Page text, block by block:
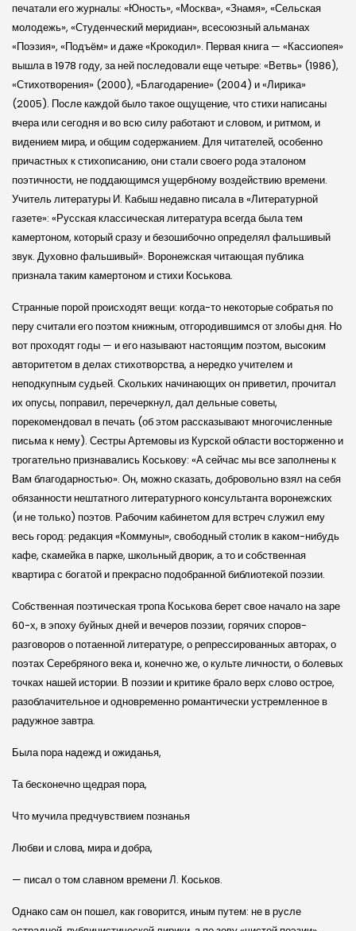
печатали его журналы: «Юность», «Москва», «Знамя», «Сельская
молодежь», «Студенческий меридиан», всесоюзный альманах
«Поэзия», «Подъём» и даже «Крокодил». Первая книга — «Кассиопея»
вышла в 1978 году, за ней последовали еще четыре: «Ветвь» (1986),
«Стихотворения» (2000), «Благодарение» (2004) и «Лирика»
(2005). После каждой было такое ощущение, что стихи написаны
вчера или сегодня и во всю силу работают и словом, и ритмом, и
видением мира, и общим содержанием. Для читателей, особенно
причастных к стихописанию, они стали своего рода эталоном
поэтичности, не поддающимся ущербному воздействию времени.
Учитель литературы И. Кабыш недавно писала в «Литературной
газете»: «Русская классическая литература всегда была тем
камертоном, который сразу и безошибочно определял фальшивый
звук. Духовно фальшивый». Воронежская читающая публика
признала таким камертоном и стихи Коськова.
Странные порой происходят вещи: когда-то некоторые собратья по
перу считали его поэтом книжным, отгородившимся от злобы дня. Но
вот проходят годы — и его называют настоящим поэтом, высоким
авторитетом в делах стихотворства, а нередко учителем и
неподкупным судьей. Скольких начинающих он приветил, прочитал
их опусы, поправил, перечеркнул, дал дельные советы,
порекомендовал в печать (об этом рассказывают многочисленные
письма к нему). Сестры Артемовы из Курской области восторженно и
трогательно признавались Коськову: «А сейчас мы все заполнены к
Вам благодарностью». Он, можно сказать, добровольно взял на себя
обязанности нештатного литературного консультанта воронежских
(и не только) поэтов. Рабочим кабинетом для встреч служил ему
весь город: редакция «Коммуны», свободный столик в каком-нибудь
кафе, скамейка в парке, школьный дворик, а то и собственная
квартира с богатой и прекрасно подобранной библиотекой поэзии.
Собственная поэтическая тропа Коськова берет свое начало на заре
60-х, в эпоху буйных дней и вечеров поэзии, горячих споров-
разговоров о потаенной литературе, о репрессированных авторах, о
поэтах Серебряного века и, конечно же, о культе личности, о болевых
точках нашей истории. В поэзии и критике брало верх слово острое,
разоблачительное и одновременно романтически устремленное в
радужное завтра.
Была пора надежд и ожиданья,
Та бесконечно щедрая пора,
Что мучила предчувствием познанья
Любви и слова, мира и добра,
— писал о том славном времени Л. Коськов.
Однако сам он пошел, как говорится, иным путем: не в русле